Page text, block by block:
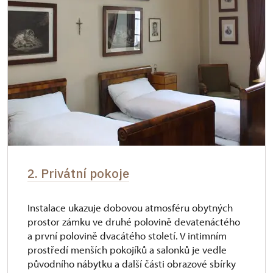
* Platí pouze pro jednu osobu (držitele
průkazu)
2. Privátní pokoje
Instalace ukazuje dobovou atmosféru obytných
prostor zámku ve druhé polovině devatenáctého
a první polovině dvacátého století. V intimním
prostředí menších pokojíků a salonků je vedle
původního nábytku a další části obrazové sbírky